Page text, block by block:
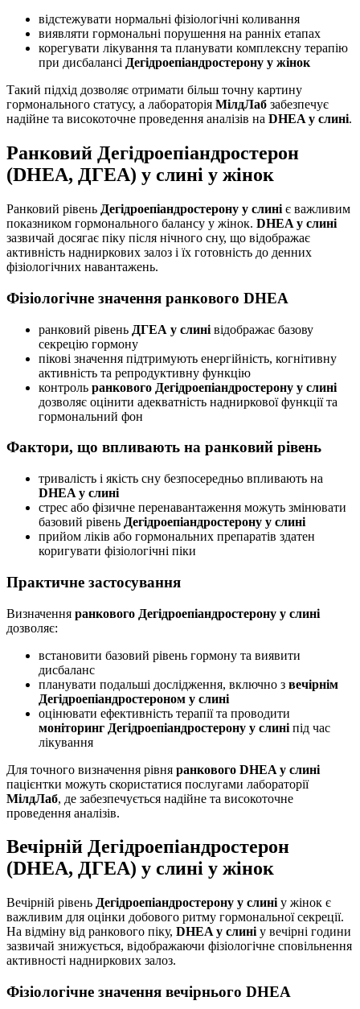
відстежувати нормальні фізіологічні коливання
виявляти гормональні порушення на ранніх етапах
корегувати лікування та планувати комплексну терапію
при дисбалансі Дегідроепіандростерону у жінок
Такий підхід дозволяє отримати більш точну картину
гормонального статусу, а лабораторія МілдЛаб забезпечує
надійне та високоточне проведення аналізів на DHEA у слині.
Ранковий Дегідроепіандростерон
(DHEA, ДГЕА) у слині у жінок
Ранковий рівень Дегідроепіандростерону у слині є важливим
показником гормонального балансу у жінок. DHEA у слині
зазвичай досягає піку після нічного сну, що відображає
активність надниркових залоз і їх готовність до денних
фізіологічних навантажень.
Фізіологічне значення ранкового DHEA
ранковий рівень ДГЕА у слині відображає базову
секрецію гормону
пікові значення підтримують енергійність, когнітивну
активність та репродуктивну функцію
контроль ранкового Дегідроепіандростерону у слині
дозволяє оцінити адекватність надниркової функції та
гормональний фон
Фактори, що впливають на ранковий рівень
тривалість і якість сну безпосередньо впливають на
DHEA у слині
стрес або фізичне перенавантаження можуть змінювати
базовий рівень Дегідроепіандростерону у слині
прийом ліків або гормональних препаратів здатен
коригувати фізіологічні піки
Практичне застосування
Визначення ранкового Дегідроепіандростерону у слині
дозволяє:
встановити базовий рівень гормону та виявити
дисбаланс
планувати подальші дослідження, включно з вечірнім
Дегідроепіандростероном у слині
оцінювати ефективність терапії та проводити
моніторинг Дегідроепіандростерону у слині під час
лікування
Для точного визначення рівня ранкового DHEA у слині
пацієнтки можуть скористатися послугами лабораторії
МілдЛаб, де забезпечується надійне та високоточне
проведення аналізів.
Вечірній Дегідроепіандростерон
(DHEA, ДГЕА) у слині у жінок
Вечірній рівень Дегідроепіандростерону у слині у жінок є
важливим для оцінки добового ритму гормональної секреції.
На відміну від ранкового піку, DHEA у слині у вечірні години
зазвичай знижується, відображаючи фізіологічне сповільнення
активності надниркових залоз.
Фізіологічне значення вечірнього DHEA